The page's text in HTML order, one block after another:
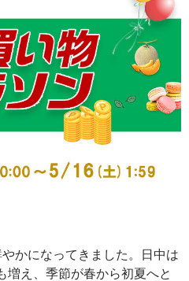
かになってきました。日中は
増え、季節が春から初夏へと